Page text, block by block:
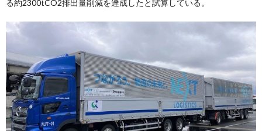
る約2300tCO2排出量削減を達成したと試算している。